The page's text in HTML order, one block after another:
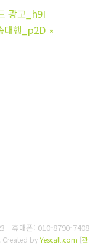
광고_h9I
대행_p2D »
휴대폰: 010-8790-7408
Created byYescall.com [관